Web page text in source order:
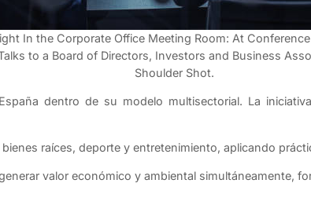
In the Corporate Office Meeting Room: At
to a Board of Directors, Investors and Business
Shoulder Shot.
dentro de su modelo multisectorial. La
raíces, deporte y entretenimiento, aplicando
valor económico y ambiental simultáneamente,